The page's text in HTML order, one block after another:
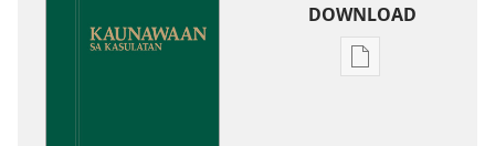
DOWNLOAD
Opsiyon